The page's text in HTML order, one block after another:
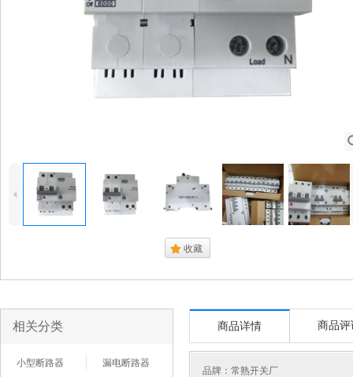
4
. 收藏
相关分类
小型断路器
漏电断路器
商品详情 商品评
品牌： 常熟开关厂